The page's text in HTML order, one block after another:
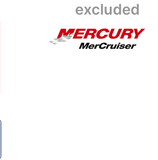
excluded